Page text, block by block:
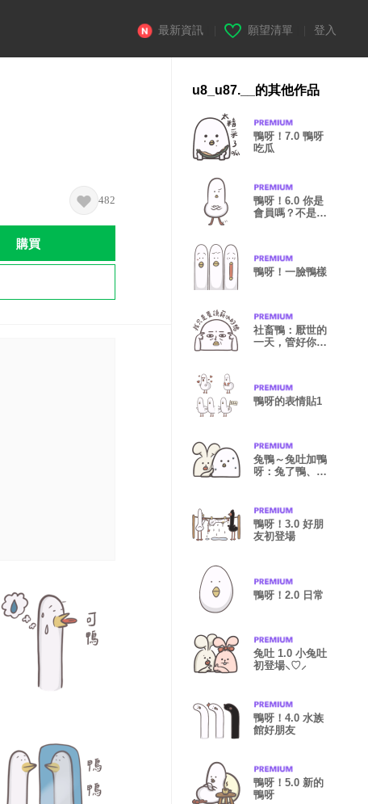
最新資訊 願望清單 登入
482
購買
u8_u87.__的其他作品
鴨呀！7.0 鴨呀
吃瓜
鴨呀！6.0 你是
會員嗎？不是的
鴨呀！一臉鴨樣
社畜鴨：厭世的
一天，管好你自
鴨呀的表情貼1
兔鴨～兔吐加鴨
呀：兔了鴨、吐
鴨呀！3.0 好朋
友初登場
鴨呀！2.0 日常
兔吐 1.0 小兔吐
鴨呀！4.0 水族
館好朋友
鴨呀！5.0 新的
鴨呀